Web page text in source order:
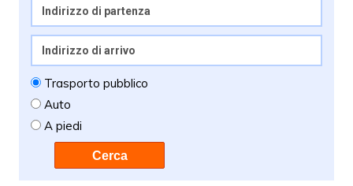
Trasporto pubblico
Auto
A piedi
Cerca